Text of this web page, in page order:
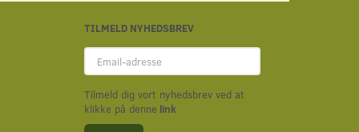
TILMELD NYHEDSBREV
Email-
adresse
Tilmeld dig vort nyhedsbrev ved at
klikke på denne link